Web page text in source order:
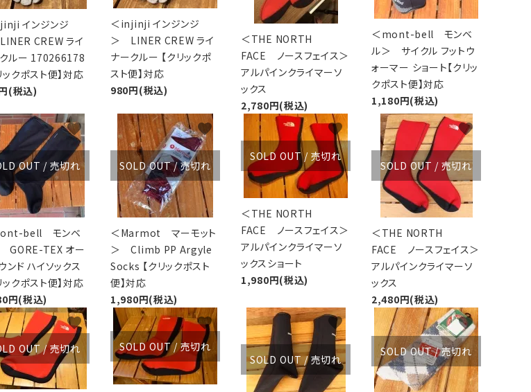
インジンジ
CREW ライ
ルー 170266178
ックポスト便】対応
(税込)
＜injinji インジンジ
＞ LINER CREW ライ
ナークルー 【クリックポ
スト便】対応
980円(税込)
＜THE NORTH
FACE ノースフェイス＞
アルパインクライマーソ
ックス
2,780円(税込)
＜mont-bell モンベ
ル＞ サイクル フットウ
ォーマー ショート【クリッ
クポスト便】対応
1,180円(税込)
OUT / 売切れ
bell モンベ
GORE-TEX オー
ンド ハイソックス
ックポスト便】対応
円(税込)
favorite
SOLD OUT / 売切れ
＜Marmot マーモット
＞ Climb PP Argyle
Socks 【クリックポスト
便】対応
1,980円(税込)
favorite
SOLD OUT / 売切れ
＜THE NORTH
FACE ノースフェイス＞
アルパインクライマーソ
ックスショート
1,980円(税込)
favorite
SOLD OUT / 売切れ
＜THE NORTH
FACE ノースフェイス＞
アルパインクライマーソ
ックス
2,480円(税込)
favorite
OUT / 売切れ
favorite
SOLD OUT / 売切れ
favorite
SOLD OUT / 売切れ
favorite
SOLD OUT / 売切れ
favorite